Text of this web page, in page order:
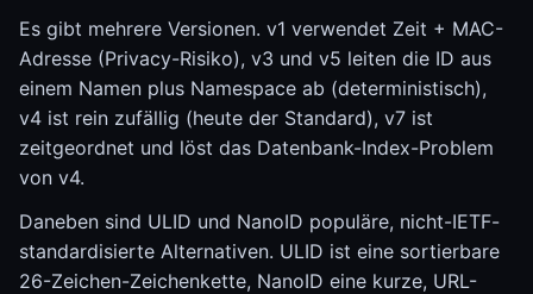
Es gibt mehrere Versionen. v1 verwendet Zeit + MAC-
Adresse (Privacy-Risiko), v3 und v5 leiten die ID aus
einem Namen plus Namespace ab (deterministisch),
v4 ist rein zufällig (heute der Standard), v7 ist
zeitgeordnet und löst das Datenbank-Index-Problem
von v4.
Daneben sind ULID und NanoID populäre, nicht-IETF-
standardisierte Alternativen. ULID ist eine sortierbare
26-Zeichen-Zeichenkette, NanoID eine kurze, URL-